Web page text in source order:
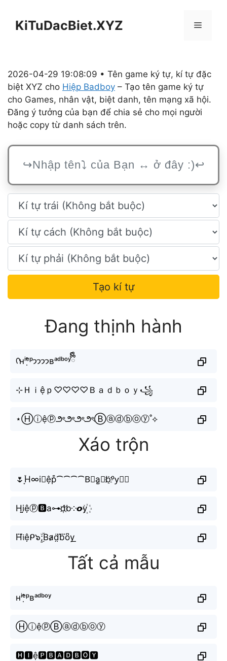
KiTuDacBiet.XYZ Menu
2026-04-29 19:08:09 • Tên game ký tự, kí tự đặc
biệt XYZ cho Hiệp Badboy – Tạo tên game ký tự
cho Games, nhân vật, biệt danh, tên mạng xã hội.
Đăng ý tưởng của bạn để chia sẻ cho mọi người
hoặc copy từ danh sách trên.
Tạo kí tự
Đang thịnh hành
ᡣʜⁱᵉ̣̂ᵖ𐭩𐭩𐭩𐭩ʙᵃᵈᵇᵒʸྀིྀི
⊹Ｈｉệｐ♡♡♡♡Ｂａｄｂｏｙ꧁
⋆Ⓗⓘệⓟ౨ৎ౨ৎ౨ৎ౨ৎⒷⓐⓓⓑⓞⓨ˚⟡
Xáo trộn
🌷͙֒H∞i⨳ệp͒⁀⁀⁀⁀B⃘a͚𝐝b҈ᵒy⃗♛
Hi̤̮ệⓟ🅱️a⊶d҉b༶𝙤y꙰
H⃜𝔦ệᑭ๖ۣۜ;Ba̷d̤̈b⃜o͆y͟
Tất cả mẫu
ʜⁱᵉ̣̂ᵖʙᵃᵈᵇᵒʸ
ⒽⓘệⓟⒷⓐⓓⓑⓞⓨ
🅷🅸ệ🅿🅱🅰🅳🅱🅾🆈